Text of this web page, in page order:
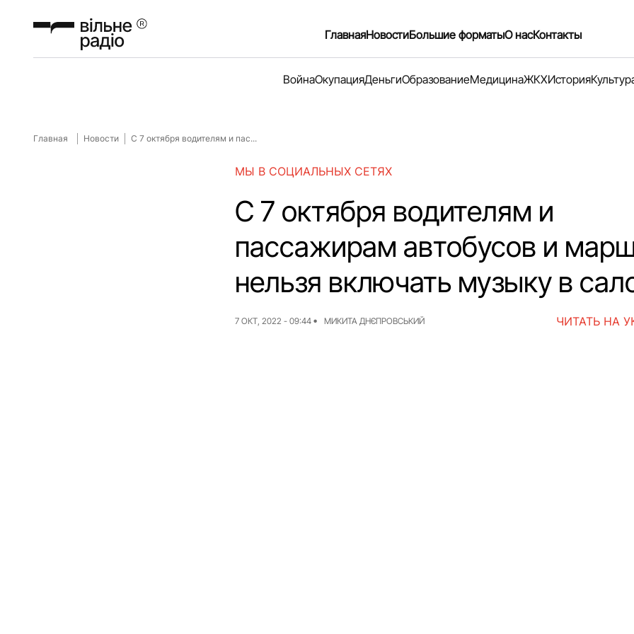
ГлавнаяНовостиБольшие форматыО насКонтакты
ВойнаОкупацияДеньгиОбразованиеМедицинаЖКХИстория
Главная Новости С 7 октября водителям и пас...
МЫ В СОЦИАЛЬНЫХ СЕТЯХ
С 7 октября водителям и
пассажирам автобусов и
нельзя включать музыку в
7 ОКТ, 2022 - 09:44 МИКИТА ДНЄПРОВСЬКИЙ ЧИТАТЬ НА